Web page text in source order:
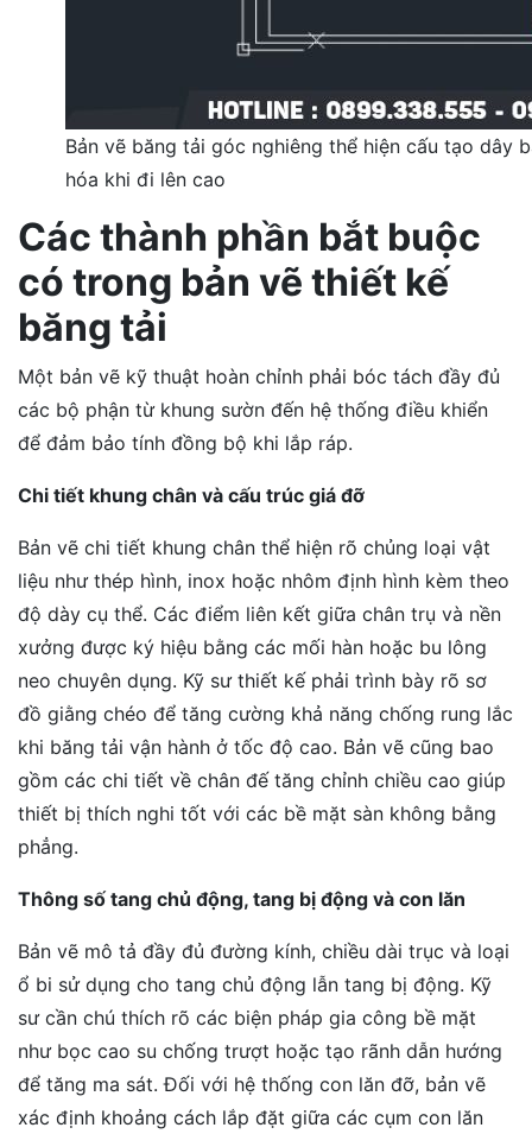
Bản vẽ băng tải góc nghiêng thể hiện cấu tạo
hóa khi đi lên cao
Các thành phần bắt buộc
có trong bản vẽ thiết kế
băng tải
Một bản vẽ kỹ thuật hoàn chỉnh phải bóc tách đầy đủ
các bộ phận từ khung sườn đến hệ thống điều khiển
để đảm bảo tính đồng bộ khi lắp ráp.
Chi tiết khung chân và cấu trúc giá đỡ
Bản vẽ chi tiết khung chân thể hiện rõ chủng loại vật
liệu như thép hình, inox hoặc nhôm định hình kèm theo
độ dày cụ thể. Các điểm liên kết giữa chân trụ và nền
xưởng được ký hiệu bằng các mối hàn hoặc bu lông
neo chuyên dụng. Kỹ sư thiết kế phải trình bày rõ sơ
đồ giằng chéo để tăng cường khả năng chống rung lắc
khi băng tải vận hành ở tốc độ cao. Bản vẽ cũng bao
gồm các chi tiết về chân đế tăng chỉnh chiều cao giúp
thiết bị thích nghi tốt với các bề mặt sàn không bằng
phẳng.
Thông số tang chủ động, tang bị động và con lăn
Bản vẽ mô tả đầy đủ đường kính, chiều dài trục và loại
ổ bi sử dụng cho tang chủ động lẫn tang bị động. Kỹ
sư cần chú thích rõ các biện pháp gia công bề mặt
như bọc cao su chống trượt hoặc tạo rãnh dẫn hướng
để tăng ma sát. Đối với hệ thống con lăn đỡ, bản vẽ
xác định khoảng cách lắp đặt giữa các cụm con lăn